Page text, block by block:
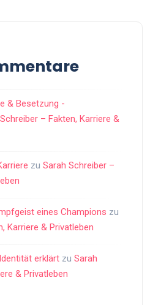
& Besetzung -
– Fakten, Karriere &
zu Sarah Schreiber –
eines Champions zu
Karriere & Privatleben
erklärt zu Sarah
& Privatleben